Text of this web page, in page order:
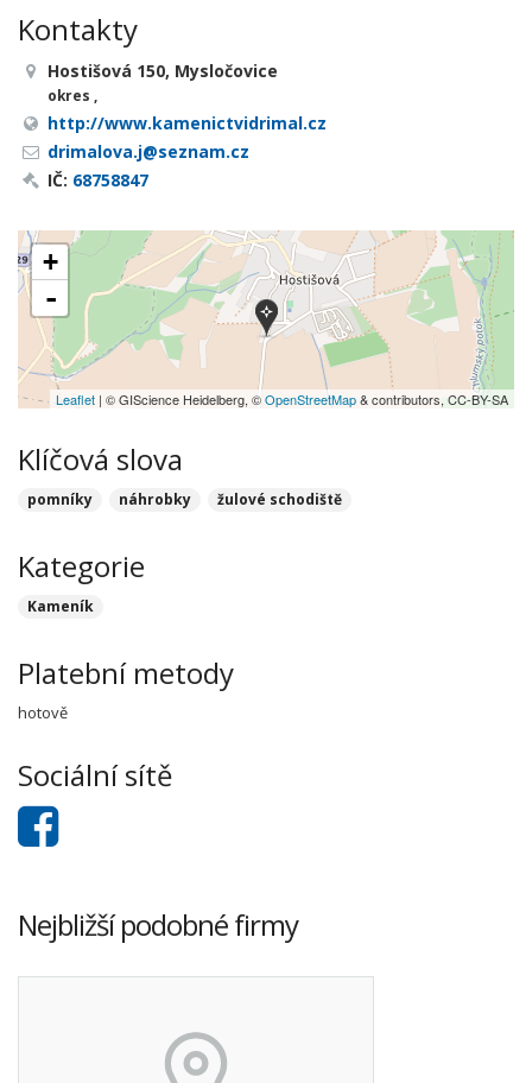
Kontakty
Hostišová 150, Mysločovice
okres ,
http://www.kamenictvidrimal.cz
drimalova.j@seznam.cz
IČ: 68758847
+
-
Leaflet | © GIScience Heidelberg, ©OpenStreetMap& contributors, CC-BY-SA
Klíčová slova
pomníky náhrobky žulové schodiště
Kategorie
Kameník
Platební metody
hotově
Sociální sítě
Nejbližší podobné firmy